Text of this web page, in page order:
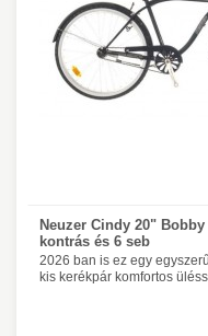
Neuzer Cindy 20" Bobby
kontrás és 6 seb
2026 ban is ez egy
kis kerékpár komfortos